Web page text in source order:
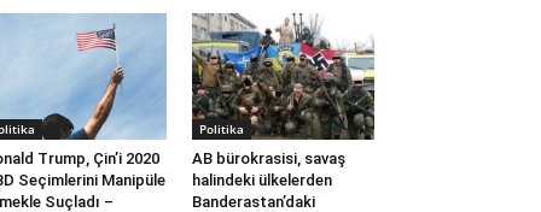
Trump, Çin’i 2020
Seçimlerini Manipüle
Suçladı –
Politika
AB bürokrasisi, savaş
halindeki ülkelerden
Banderastan’daki